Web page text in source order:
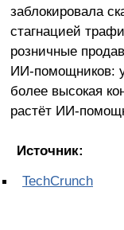
заблокировала
стагнацией
розничные
ИИ-помощников:
более высокая
растёт ИИ-
Источник:
TechCrunch